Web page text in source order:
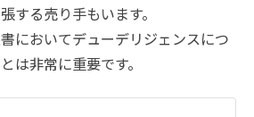
する売り手もいます。
においてデューデリジェンスにつ
は非常に重要です。